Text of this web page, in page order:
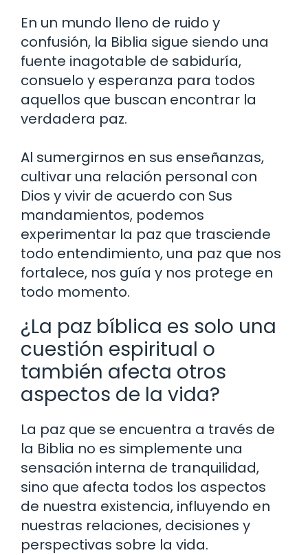
En un mundo lleno de ruido y
confusión, la Biblia sigue siendo una
fuente inagotable de sabiduría,
consuelo y esperanza para todos
aquellos que buscan encontrar la
verdadera paz.
Al sumergirnos en sus enseñanzas,
cultivar una relación personal con
Dios y vivir de acuerdo con Sus
mandamientos, podemos
experimentar la paz que trasciende
todo entendimiento, una paz que nos
fortalece, nos guía y nos protege en
todo momento.
¿La paz bíblica es solo una
cuestión espiritual o
también afecta otros
aspectos de la vida?
La paz que se encuentra a través de
la Biblia no es simplemente una
sensación interna de tranquilidad,
sino que afecta todos los aspectos
de nuestra existencia, influyendo en
nuestras relaciones, decisiones y
perspectivas sobre la vida.